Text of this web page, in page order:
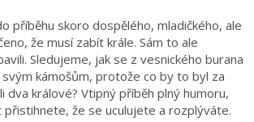
příběhu skoro dospělého, mladičkého, ale
že musí zabít krále. Sám to ale
Sledujeme, jak se z vesnického burana
kámošům, protože co by to byl za
dva králové? Vtipný příběh plný humoru,
že se uculujete a rozplýváte.